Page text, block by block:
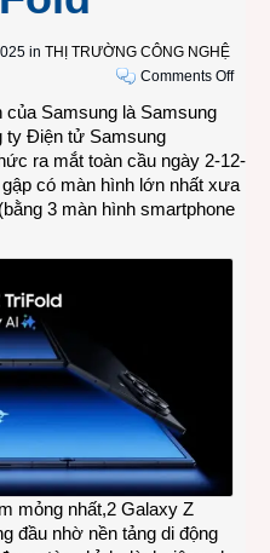
in THỊ TRƯỜNG CÔNG NGHỆ
Comments Offon
ra
mắt
của Samsung là Samsung
ty Điện tử Samsung
ra mắt toàn cầu ngày 2-12-
có màn hình lớn nhất xưa
3 màn hình smartphone
mỏng nhất,2 Galaxy Z
đầu nhờ nền tảng di động